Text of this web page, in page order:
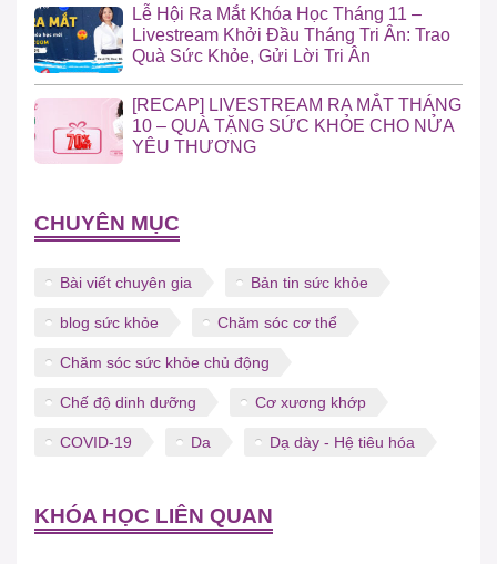
Lễ Hội Ra Mắt Khóa Học Tháng 11 –
Livestream Khởi Đầu Tháng Tri Ân: Trao
Quà Sức Khỏe, Gửi Lời Tri Ân
[RECAP] LIVESTREAM RA MẮT THÁNG
10 – QUÀ TẶNG SỨC KHỎE CHO NỬA
YÊU THƯƠNG
CHUYÊN MỤC
Bài viết chuyên gia Bản tin sức khỏe
blog sức khỏe Chăm sóc cơ thể
Chăm sóc sức khỏe chủ động
Chế độ dinh dưỡng Cơ xương khớp
COVID-19 Da Dạ dày - Hệ tiêu hóa
KHÓA HỌC LIÊN QUAN